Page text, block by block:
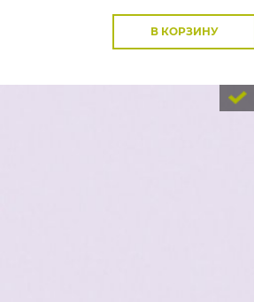
В КОРЗИНУ